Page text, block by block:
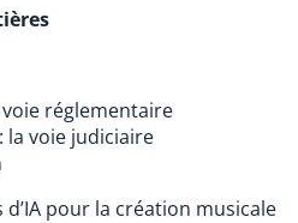
voie réglementaire
la voie judiciaire
d’IA pour la création musicale